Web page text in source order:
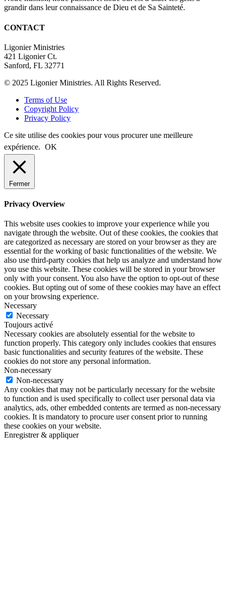
grandir dans leur connaissance de Dieu et de Sa Sainteté.
CONTACT
Ligonier Ministries
421 Ligonier Ct.
Sanford, FL 32771
© 2025 Ligonier Ministries. All Rights Reserved.
Terms of Use
Copyright Policy
Privacy Policy
Ce site utilise des cookies pour vous procurer une meilleure
expérience. OK
Fermer
Privacy Overview
This website uses cookies to improve your experience while you
navigate through the website. Out of these cookies, the cookies that
are categorized as necessary are stored on your browser as they are
essential for the working of basic functionalities of the website. We
also use third-party cookies that help us analyze and understand how
you use this website. These cookies will be stored in your browser
only with your consent. You also have the option to opt-out of these
cookies. But opting out of some of these cookies may have an effect
on your browsing experience.
Necessary
Necessary
Toujours activé
Necessary cookies are absolutely essential for the website to
function properly. This category only includes cookies that ensures
basic functionalities and security features of the website. These
cookies do not store any personal information.
Non-necessary
Non-necessary
Any cookies that may not be particularly necessary for the website
to function and is used specifically to collect user personal data via
analytics, ads, other embedded contents are termed as non-necessary
cookies. It is mandatory to procure user consent prior to running
these cookies on your website.
Enregistrer & appliquer